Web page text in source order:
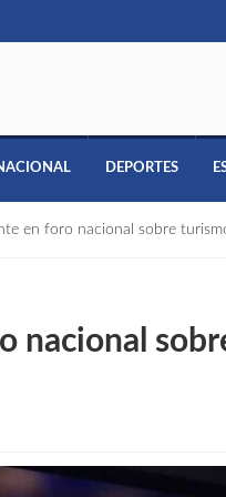
DEPORTES
en foro nacional sobre
nacional